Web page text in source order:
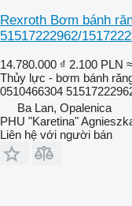
Rexroth Bơm bánh
51517222962/
14.780.000 ₫ 2.100 PLN
Thủy lực - bơm bánh
0510466304
Ba Lan, Opalenica
PHU "Karetina"
Liên hệ với người bán